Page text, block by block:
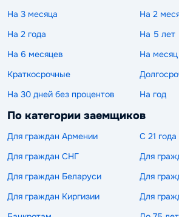
На 3 месяца
На 2
На 2 года
На 5 лет
На 6 месяцев
На месяц
Краткосрочные
На 30 дней без процентов
На год
По категории заемщиков
Для граждан Армении
С 21 года
Для граждан СНГ
Для
Для граждан Беларуси
Для
Для граждан Киргизии
Для